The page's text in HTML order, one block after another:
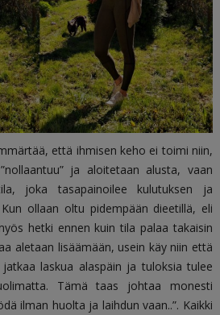
että ihmisen keho ei toimi niin,
ja aloitetaan alusta, vaan
joka tasapainoilee kulutuksen ja
ollaan oltu pidempään dieetillä, eli
hetki ennen kuin tila palaa takaisin
aletaan lisäämään, usein käy niin että
laskua alaspäin ja tuloksia tulee
Tämä taas johtaa monesti
ilman huolta ja laihdun vaan..”. Kaikki